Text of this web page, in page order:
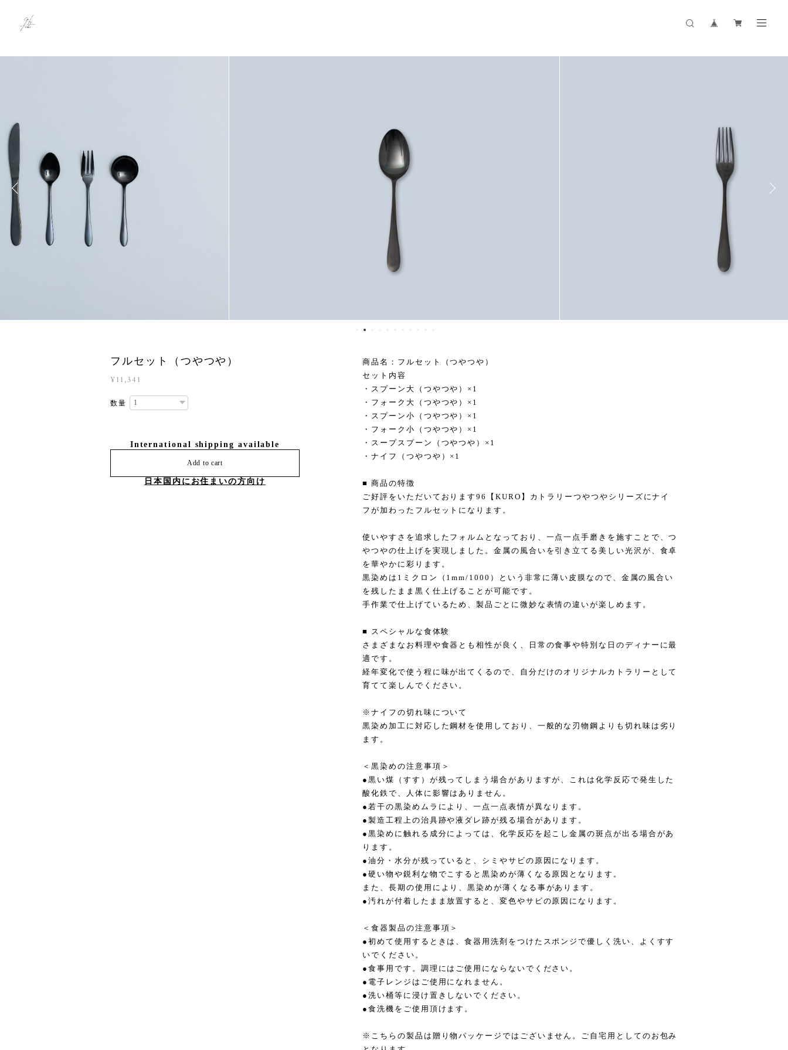
フルセット（つやつや）
¥11,341
数量
International shipping available
Add to cart
日本国内にお住まいの方向け
商品名：フルセット（つやつや）
セット内容
・スプーン大（つやつや）×1
・フォーク大（つやつや）×1
・スプーン小（つやつや）×1
・フォーク小（つやつや）×1
・スープスプーン（つやつや）×1
・ナイフ（つやつや）×1
■ 商品の特徴
ご好評をいただいております96【KURO】カトラリーつやつやシリーズにナイ
フが加わったフルセットになります。
使いやすさを追求したフォルムとなっており、一点一点手磨きを施すことで、つ
やつやの仕上げを実現しました。金属の風合いを引き立てる美しい光沢が、食卓
を華やかに彩ります。
黒染めは1ミクロン（1mm/1000）という非常に薄い皮膜なので、金属の風合い
を残したまま黒く仕上げることが可能です。
手作業で仕上げているため、製品ごとに微妙な表情の違いが楽しめます。
■ スペシャルな食体験
さまざまなお料理や食器とも相性が良く、日常の食事や特別な日のディナーに最
適です。
経年変化で使う程に味が出てくるので、自分だけのオリジナルカトラリーとして
育てて楽しんでください。
※ナイフの切れ味について
黒染め加工に対応した鋼材を使用しており、一般的な刃物鋼よりも切れ味は劣り
ます。
＜黒染めの注意事項＞
●黒い煤（すす）が残ってしまう場合がありますが、これは化学反応で発生した
酸化鉄で、人体に影響はありません。
●若干の黒染めムラにより、一点一点表情が異なります。
●製造工程上の治具跡や液ダレ跡が残る場合があります。
●黒染めに触れる成分によっては、化学反応を起こし金属の斑点が出る場合があ
ります。
●油分・水分が残っていると、シミやサビの原因になります。
●硬い物や鋭利な物でこすると黒染めが薄くなる原因となります。
また、長期の使用により、黒染めが薄くなる事があります。
●汚れが付着したまま放置すると、変色やサビの原因になります。
＜食器製品の注意事項＞
●初めて使用するときは、食器用洗剤をつけたスポンジで優しく洗い、よくすす
いでください。
●食事用です。調理にはご使用にならないでください。
●電子レンジはご使用になれません。
●洗い桶等に浸け置きしないでください。
●食洗機をご使用頂けます。
※こちらの製品は贈り物パッケージではございません。ご自宅用としてのお包み